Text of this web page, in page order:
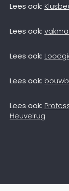
Lees ook:
Lees ook:
Lees ook:
Lees ook:
Lees ook:
Heuvelrug